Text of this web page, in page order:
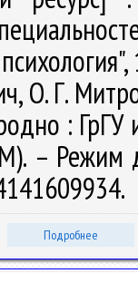
О. Г.
: ГрГУ
–
Подробнее